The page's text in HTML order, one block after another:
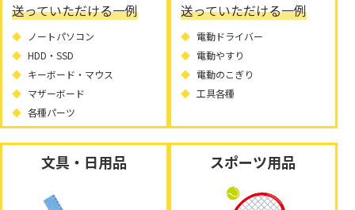
送っていただける一例
ノートパソコン
HDD・SSD
キーボード・マウス
マザーボード
各種パーツ
送っていただける一例
電動ドライバー
電動やすり
電動のこぎり
工具各種
文具・日用品 スポーツ用品